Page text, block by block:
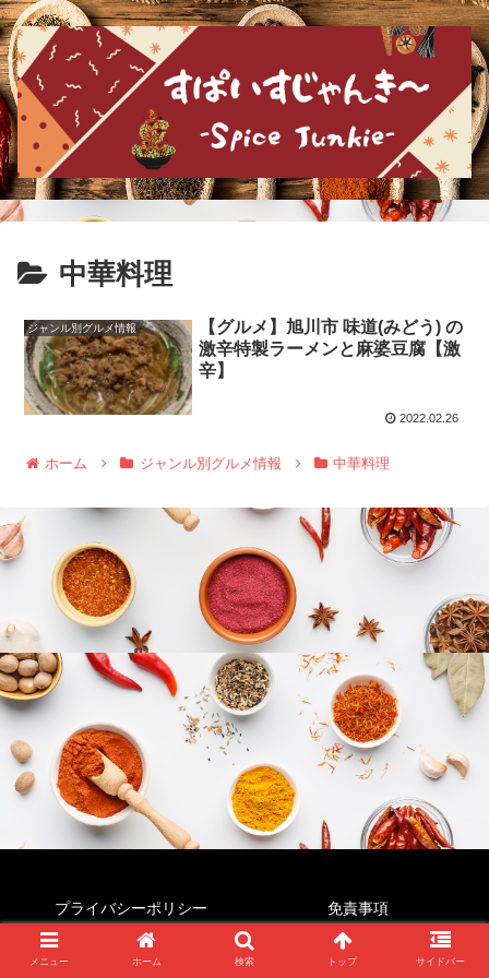
中華料理
ジャンル別グルメ情報
【グルメ】旭川市 味道(みどう) の
激辛特製ラーメンと麻婆豆腐【激
辛】
2022.02.26
ホーム ジャンル別グルメ情報 中華料理
プライバシーポリシー 免責事項
© 2022 すぱいすじゃんき～.
メニュー ホーム 検索 トップ サイドバー